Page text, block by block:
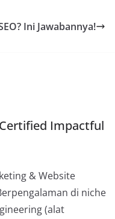
Ini Jawabannya!
Impactful
& Website
di niche
(alat